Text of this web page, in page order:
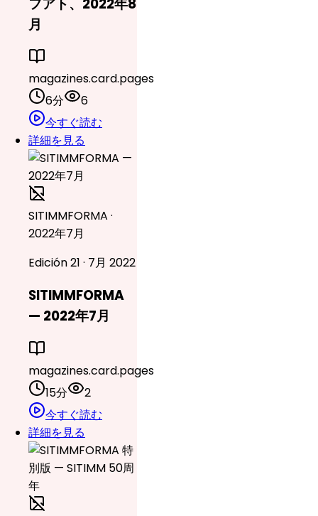
月
magazines.card.pages
6分
6
今すぐ読む
詳細を見る
SITIMMFORMA ·
2022年7月
Edición 21 · 7月 2022
SITIMMFORMA
— 2022年7月
magazines.card.pages
15分
2
今すぐ読む
詳細を見る